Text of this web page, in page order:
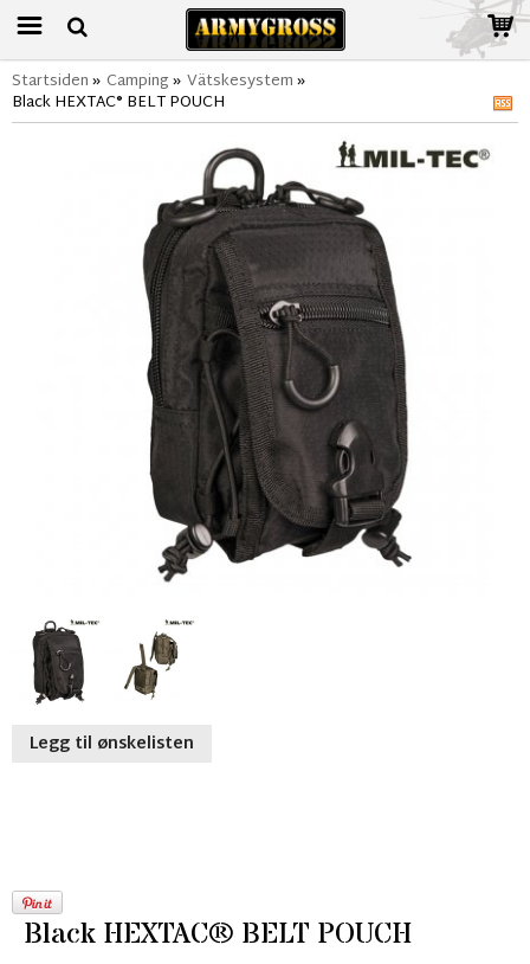
Startsiden» Camping» Vätskesystem»
Black HEXTAC® BELT POUCH
Legg til ønskelisten
Black HEXTAC® BELT POUCH